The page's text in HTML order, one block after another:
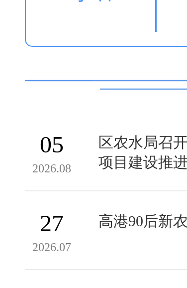
05
2026.08
区农水局召
项目建设推
27
2026.07
高港90后新